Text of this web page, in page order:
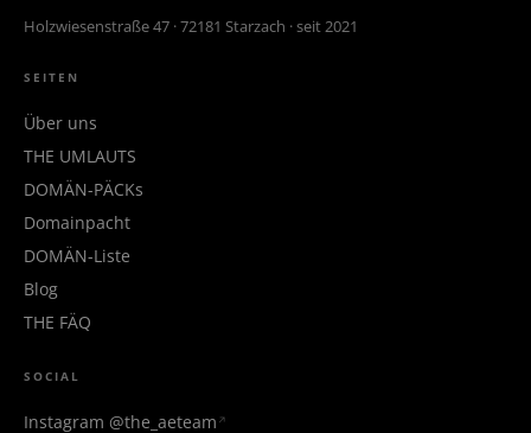
Holzwiesenstraße 47 · 72181 Starzach · seit 2021
SEITEN
Über uns
THE UMLAUTS
DOMÄN-PÄCKs
Domainpacht
DOMÄN-Liste
Blog
THE FÄQ
SOCIAL
Instagram @the_aeteam